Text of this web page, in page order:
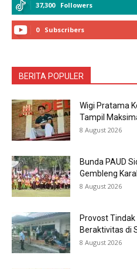
37,300 Followers
0 Subscribers
BERITA POPULER
Wigi Pratama
Tampil
8 August 2026
Bunda PAUD
Gembleng
8 August 2026
Provost
Beraktivitas di
8 August 2026